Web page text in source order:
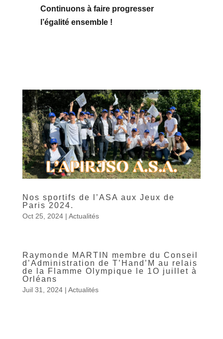
Continuons à faire progresser
l’égalité ensemble !
Nos sportifs de l’ASA aux Jeux de
Paris 2024.
Oct 25, 2024| Actualités
Raymonde MARTIN membre du Conseil
d’Administration de T’Hand’M au relais
de la Flamme Olympique le 1O juillet à
Orléans
Juil 31, 2024| Actualités